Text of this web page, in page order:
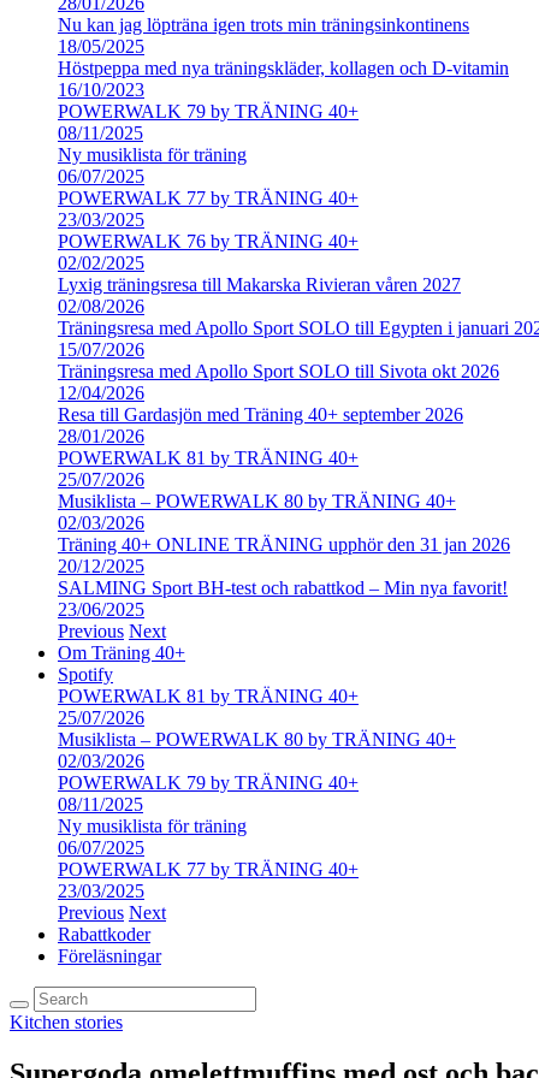
Nu kan jag löpträna igen trots min träningsinkontinens
18/05/2025
Höstpeppa med nya träningskläder, kollagen och D-vitamin
16/10/2023
POWERWALK 79 by TRÄNING 40+
08/11/2025
Ny musiklista för träning
06/07/2025
POWERWALK 77 by TRÄNING 40+
23/03/2025
POWERWALK 76 by TRÄNING 40+
02/02/2025
Lyxig träningsresa till Makarska Rivieran våren 2027
02/08/2026
Träningsresa med Apollo Sport SOLO till Egypten i januari
15/07/2026
Träningsresa med Apollo Sport SOLO till Sivota okt 2026
12/04/2026
Resa till Gardasjön med Träning 40+ september 2026
28/01/2026
POWERWALK 81 by TRÄNING 40+
25/07/2026
Musiklista – POWERWALK 80 by TRÄNING 40+
02/03/2026
Träning 40+ ONLINE TRÄNING upphör den 31 jan 2026
20/12/2025
SALMING Sport BH-test och rabattkod – Min nya favorit!
23/06/2025
Previous Next
Om Träning 40+
Spotify
POWERWALK 81 by TRÄNING 40+
25/07/2026
Musiklista – POWERWALK 80 by TRÄNING 40+
02/03/2026
POWERWALK 79 by TRÄNING 40+
08/11/2025
Ny musiklista för träning
06/07/2025
POWERWALK 77 by TRÄNING 40+
23/03/2025
Previous Next
Rabattkoder
Föreläsningar
Kitchen stories